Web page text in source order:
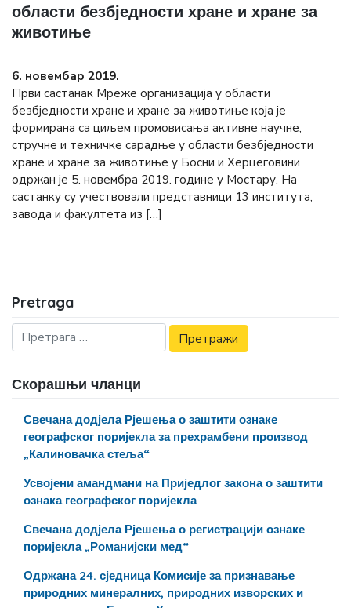
области безбједности хране и хране за
животиње
6. новембар 2019.
Први састанак Мреже организација у области
безбједности хране и хране за животиње која је
формирана са циљем промовисања активне научне,
стручне и техничке сарадње у области безбједности
хране и хране за животиње у Босни и Херцеговини
одржан је 5. новембра 2019. године у Мостару. На
састанку су учествовали представници 13 института,
завода и факултета из […]
Pretraga
Скорашњи чланци
Свечана додјела Рјешења о заштити ознаке
географског поријекла за прехрамбени производ
„Калиновачка стеља“
Усвојени амандмани на Приједлог закона о заштити
ознака географског поријекла
Свечана додјела Рјешења о регистрацији ознаке
поријекла „Романијски мед“
Одржана 24. сједница Комисије за признавање
природних минералних, природних изворских и